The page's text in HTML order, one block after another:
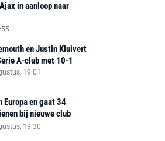
in aanloop naar
en Justin Kluivert
A-club met 10-1
19:01
en gaat 34
bij nieuwe club
19:30